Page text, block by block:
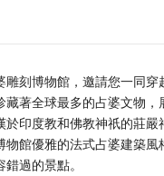
雕刻博物館，邀請您一同
藏著全球最多的占婆文物
於印度教和佛教神祇的莊
物館優雅的法式占婆建築
過的景點。